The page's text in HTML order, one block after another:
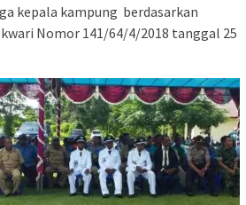
kepala kampung berdasarkan
Nomor 141/64/4/2018 tanggal 25